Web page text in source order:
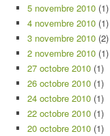
5 novembre 2010 (1)
4 novembre 2010 (1)
3 novembre 2010 (2)
2 novembre 2010 (1)
27 octobre 2010 (1)
26 octobre 2010 (1)
24 octobre 2010 (1)
22 octobre 2010 (1)
20 octobre 2010 (1)